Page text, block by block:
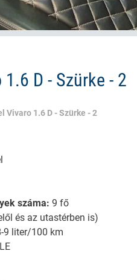
D - Szürke - 2
Vivaro 1.6 D - Szürke - 2
száma: 9 fő
és az utastérben is)
9 liter/100 km